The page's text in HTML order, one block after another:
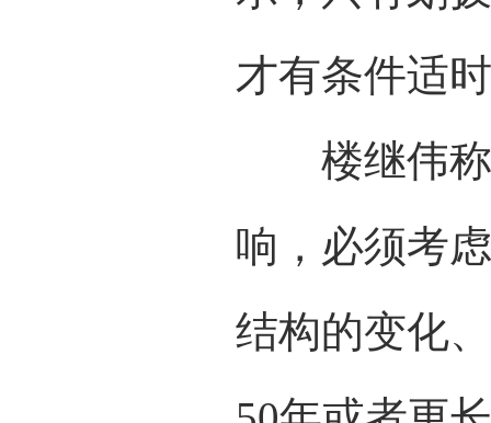
才有条件适
楼继伟称
响，必须考
结构的变化